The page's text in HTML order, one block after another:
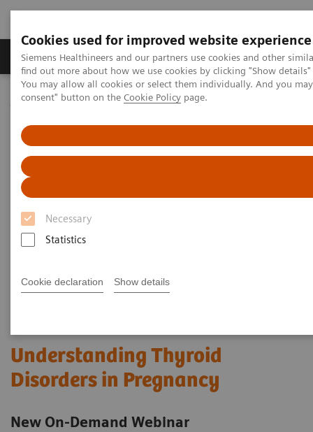
Cookies used for improved website experience
Siemens Healthineers and our partners use cookies and other
find out more about how we use cookies by clicking "Show
You may allow all cookies or select them individually. And you
consent" button on the Cookie Policy page.
Necessary
Statistics
Cookie declaration Show details
Продукція та сервіси Клінічні галузі
Домашня
Лабораторна діагностика
Clinical Expert On-Demand Webinar Series
Understanding Thyroid Disorders in Pregnancy
Understanding Thyroid
Disorders in Pregnancy
New On-Demand Webinar